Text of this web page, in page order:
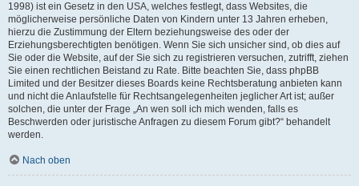
1998) ist ein Gesetz in den USA, welches festlegt, dass Websites, die
möglicherweise persönliche Daten von Kindern unter 13 Jahren erheben,
hierzu die Zustimmung der Eltern beziehungsweise des oder der
Erziehungsberechtigten benötigen. Wenn Sie sich unsicher sind, ob dies auf
Sie oder die Website, auf der Sie sich zu registrieren versuchen, zutrifft, ziehen
Sie einen rechtlichen Beistand zu Rate. Bitte beachten Sie, dass phpBB
Limited und der Besitzer dieses Boards keine Rechtsberatung anbieten kann
und nicht die Anlaufstelle für Rechtsangelegenheiten jeglicher Art ist; außer
solchen, die unter der Frage „An wen soll ich mich wenden, falls es
Beschwerden oder juristische Anfragen zu diesem Forum gibt?“ behandelt
werden.
Nach oben